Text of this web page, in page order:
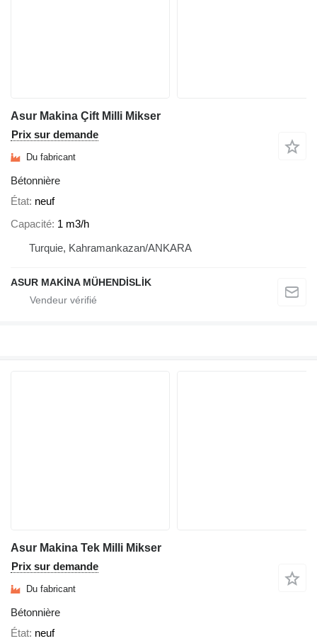
Asur Makina Çift Milli Mikser
Prix sur demande
Du fabricant
Bétonnière
État neuf
Capacité 1 m3/h
Turquie, Kahramankazan/ANKARA
ASUR MAKİNA MÜHENDİSLİK
Asur Makina Tek Milli Mikser
Prix sur demande
Du fabricant
Bétonnière
État neuf